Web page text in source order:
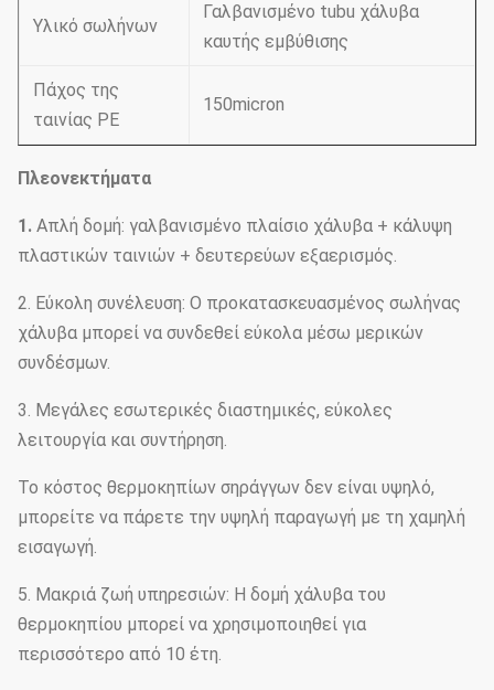
Υλικό σωλήνων
Γαλβανισμένο tubu χάλυβα
καυτής εμβύθισης
Πάχος της
ταινίας PE
150micron
Πλεονεκτήματα
1. Απλή δομή: γαλβανισμένο πλαίσιο χάλυβα + κάλυψη
πλαστικών ταινιών + δευτερεύων εξαερισμός.
2. Εύκολη συνέλευση: Ο προκατασκευασμένος σωλήνας
χάλυβα μπορεί να συνδεθεί εύκολα μέσω μερικών
συνδέσμων.
3. Μεγάλες εσωτερικές διαστημικές, εύκολες
λειτουργία και συντήρηση.
Το κόστος θερμοκηπίων σηράγγων δεν είναι υψηλό,
μπορείτε να πάρετε την υψηλή παραγωγή με τη χαμηλή
εισαγωγή.
5. Μακριά ζωή υπηρεσιών: Η δομή χάλυβα του
θερμοκηπίου μπορεί να χρησιμοποιηθεί για
περισσότερο από 10 έτη.